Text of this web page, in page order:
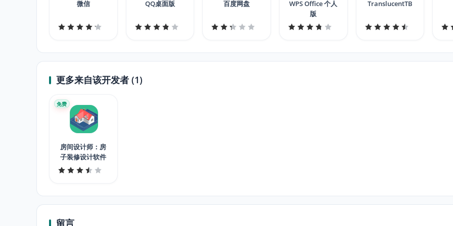
微信 QQ桌面版 百度网盘
WPS Office 个人
版
TranslucentTB
更多来自该开发者 (1)
房间设计师：房
子装修设计软件
免费
留言